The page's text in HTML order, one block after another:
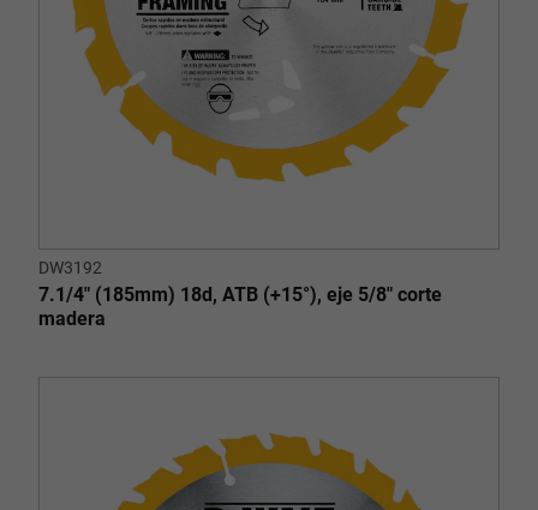
DW3192
7.1/4" (185mm) 18d, ATB (+15°), eje 5/8" corte
madera